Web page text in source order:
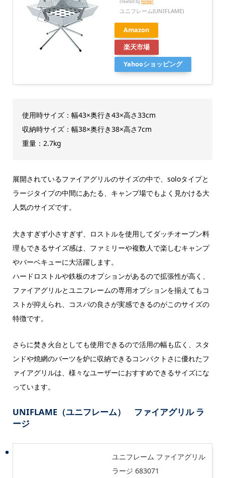
created byRinker
ユニフレーム(UNIFLAME)
Amazon
楽天市場
Yahooショッピング
使用時サイズ：幅43×奥行き43×高さ33cm
収納時サイズ：幅38×奥行き38×高さ7cm
重量：2.7kg
展開されているファイアグリルのサイズの中で、soloタイプと
ラージタイプの中間にあたる、キャンプ場でもよく見かける大
人気のサイズです。
大きすぎず小さすぎず、ロストルを使用してダッチオーブン料
理もできるサイズ感は、ファミリーや複数人で楽しむキャンプ
やバーベキューに大活躍します。
ハードロストルや鉄板のオプションがあるので拡張性が高く、
ファイアグリルとユニフレームの専用オプションを揃えてもコ
ストが抑えられ、コスパの良さが実感できるのがこのサイズの
特徴です。
さらに焚き火台としても使用できるので活用の幅も広く、スタ
ンドや焼網のパーツを炉に収納できるコンパクトさに優れたフ
ァイアグリルは、様々なユーザーにおすすめできるサイズにな
っています。
UNIFLAME（ユニフレーム） ファイアグリル ラ
ージ
ユニフレーム ファイアグリル
ラージ 683071